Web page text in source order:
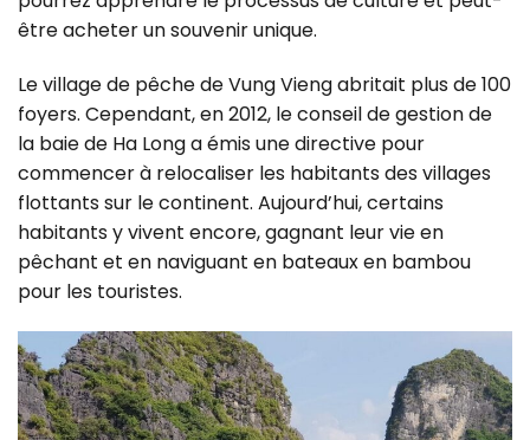
être acheter un souvenir unique.
Le village de pêche de Vung Vieng abritait plus de 100
foyers. Cependant, en 2012, le conseil de gestion de
la baie de Ha Long a émis une directive pour
commencer à relocaliser les habitants des villages
flottants sur le continent. Aujourd’hui, certains
habitants y vivent encore, gagnant leur vie en
pêchant et en naviguant en bateaux en bambou
pour les touristes.